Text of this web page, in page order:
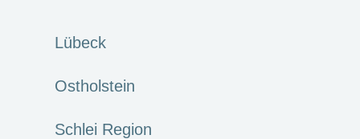
Lübeck
Ostholstein
Schlei Region